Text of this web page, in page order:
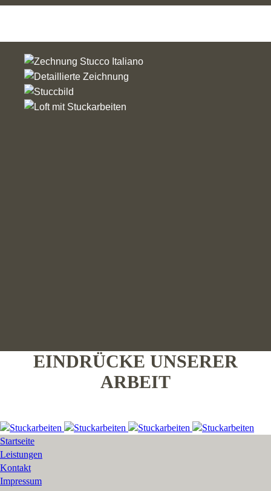
EINDRÜCKE UNSERER
ARBEIT
Startseite
Leistungen
Kontakt
Impressum